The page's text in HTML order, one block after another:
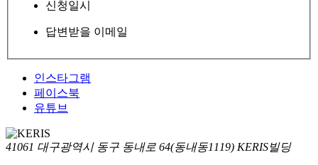
신청일시
답변받을 이메일
인스타그램
페이스북
유튜브
41061 대구광역시 동구 동내로 64(동내동1119) KERIS빌딩